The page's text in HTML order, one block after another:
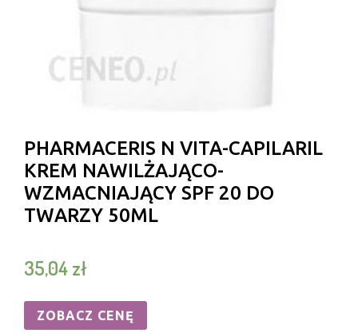
PHARMACERIS N VITA-CAPILARIL
KREM NAWILŻAJĄCO-
WZMACNIAJĄCY SPF 20 DO
TWARZY 50ML
35,04zł
ZOBACZ CENĘ